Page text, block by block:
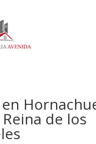
en
Reina de los